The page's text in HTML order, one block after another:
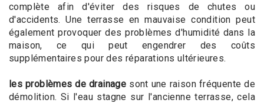
complète afin d'éviter des risques de chutes ou
d'accidents. Une terrasse en mauvaise condition peut
également provoquer des problèmes d'humidité dans la
maison, ce qui peut engendrer des coûts
supplémentaires pour des réparations ultérieures.
les problèmes de drainage sont une raison fréquente de
démolition. Si l'eau stagne sur l'ancienne terrasse, cela